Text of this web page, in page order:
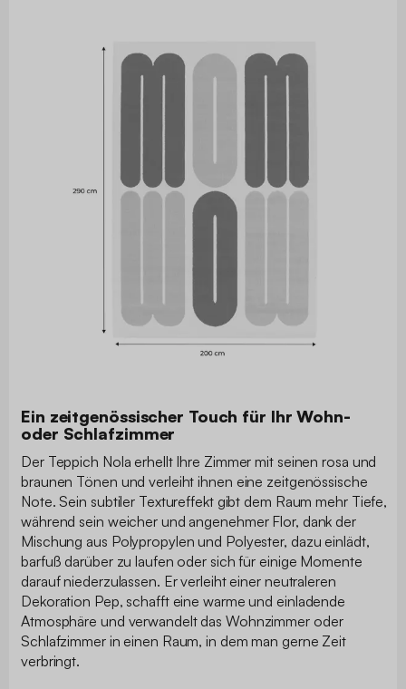
Ein zeitgenössischer Touch für Ihr Wohn-
oder Schlafzimmer
Der Teppich Nola erhellt Ihre Zimmer mit seinen rosa und
braunen Tönen und verleiht ihnen eine zeitgenössische
Note. Sein subtiler Textureffekt gibt dem Raum mehr Tiefe,
während sein weicher und angenehmer Flor, dank der
Mischung aus Polypropylen und Polyester, dazu einlädt,
barfuß darüber zu laufen oder sich für einige Momente
darauf niederzulassen. Er verleiht einer neutraleren
Dekoration Pep, schafft eine warme und einladende
Atmosphäre und verwandelt das Wohnzimmer oder
Schlafzimmer in einen Raum, in dem man gerne Zeit
verbringt.